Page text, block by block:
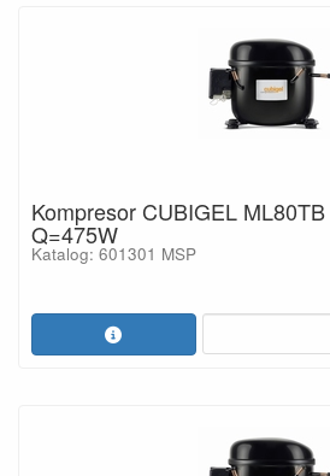
Kompresor CUBIGEL
Q=475W
Katalog: 601301 MSP